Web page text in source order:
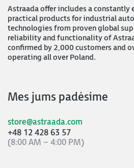
Astraada offer includes a constantly
practical products for industrial
technologies from proven global
reliability and functionality of
confirmed by 2,000 customers and
operating all over Poland.
Mes jums padėsime
store@astraada.com
+48 12 428 63 57
(8:00 AM – 4:00 PM)